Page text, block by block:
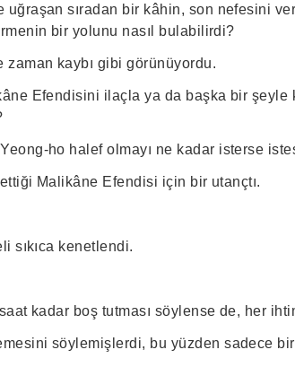
uğraşan sıradan bir kâhin, son nefesini
bir yolunu nasıl bulabilirdi?
zaman kaybı gibi görünüyordu.
Efendisini ilaçla ya da başka bir şeyle
ho halef olmayı ne kadar isterse
Malikâne Efendisi için bir utançtı.
sıkıca kenetlendi.
kadar boş tutması söylense de, her
söylemişlerdi, bu yüzden sadece